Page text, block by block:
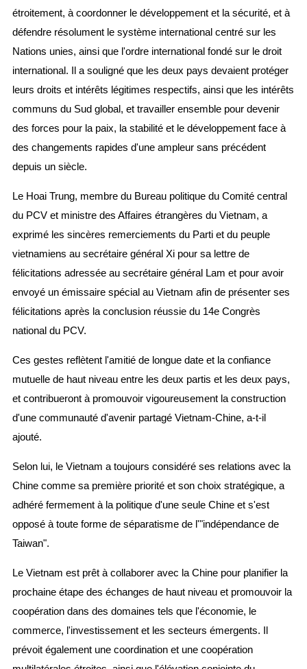
étroitement, à coordonner le développement et la sécurité, et à
défendre résolument le système international centré sur les
Nations unies, ainsi que l'ordre international fondé sur le droit
international. Il a souligné que les deux pays devaient protéger
leurs droits et intérêts légitimes respectifs, ainsi que les intérêts
communs du Sud global, et travailler ensemble pour devenir
des forces pour la paix, la stabilité et le développement face à
des changements rapides d'une ampleur sans précédent
depuis un siècle.
Le Hoai Trung, membre du Bureau politique du Comité central
du PCV et ministre des Affaires étrangères du Vietnam, a
exprimé les sincères remerciements du Parti et du peuple
vietnamiens au secrétaire général Xi pour sa lettre de
félicitations adressée au secrétaire général Lam et pour avoir
envoyé un émissaire spécial au Vietnam afin de présenter ses
félicitations après la conclusion réussie du 14e Congrès
national du PCV.
Ces gestes reflètent l'amitié de longue date et la confiance
mutuelle de haut niveau entre les deux partis et les deux pays,
et contribueront à promouvoir vigoureusement la construction
d'une communauté d'avenir partagé Vietnam-Chine, a-t-il
ajouté.
Selon lui, le Vietnam a toujours considéré ses relations avec la
Chine comme sa première priorité et son choix stratégique, a
adhéré fermement à la politique d'une seule Chine et s'est
opposé à toute forme de séparatisme de l'"indépendance de
Taiwan".
Le Vietnam est prêt à collaborer avec la Chine pour planifier la
prochaine étape des échanges de haut niveau et promouvoir la
coopération dans des domaines tels que l'économie, le
commerce, l'investissement et les secteurs émergents. Il
prévoit également une coordination et une coopération